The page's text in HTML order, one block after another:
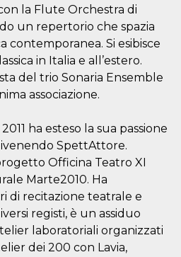
la Flute Orchestra di
un repertorio che spazia
contemporanea. Si esibisce
in Italia e all’estero.
del trio Sonaria Ensemble
associazione.
ha esteso la sua passione
SpettAttore.
Officina Teatro XI
Marte2010. Ha
di recitazione teatrale e
registi, è un assiduo
laboratoriali organizzati
dei 200 con Lavia,
Stripe
m.stripe.com
1 anno 1
mese
Questo cookie
generalmente
utilizzato per le
prestazioni e
l'ottimizzazione
elaborazione
sul browser per
pagine più
veloci.
CookieScript
oooh.events
4
settimane
2 giorni
viene utilizzato
dal servizio
Cookie-
Script.com per
ricordare le
preferenze di
consenso sui